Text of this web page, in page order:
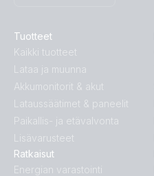
Tuotteet
Kaikki tuotteet
Lataa ja muunna
Akkumonitorit & akut
Lataussäätimet & paneelit
Paikallis- ja etävalvonta
Lisävarusteet
Ratkaisut
Energian varastointi